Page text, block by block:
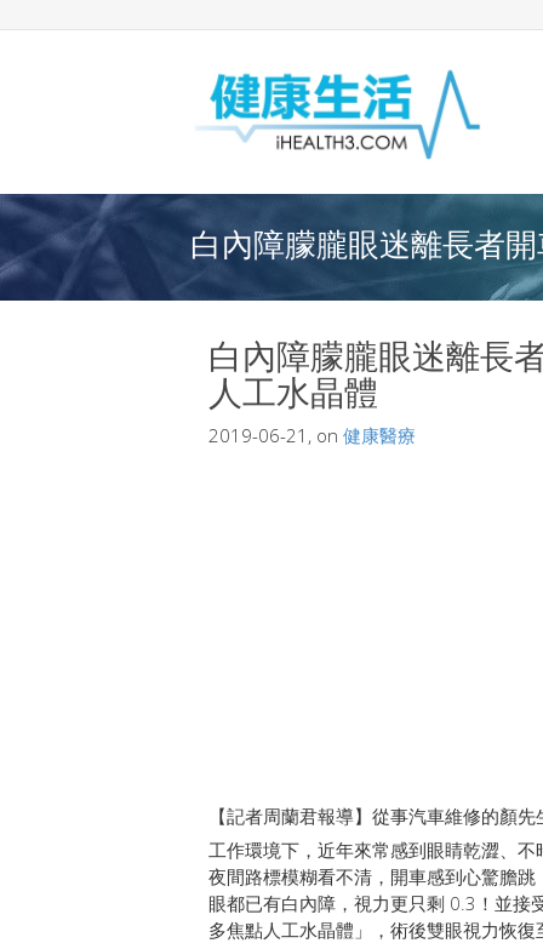
白內障朦朧眼迷離長者
白內障朦朧眼迷離長
人工水晶體
2019-06-21, on 健康醫療
【記者周蘭君報導】從事汽車維修的顏
工作環境下，近年來常感到眼睛乾澀、
夜間路標模糊看不清，開車感到心驚膽
眼都已有白內障，視力更只剩 0.3！並接
多焦點人工水晶體」，術後雙眼視力恢